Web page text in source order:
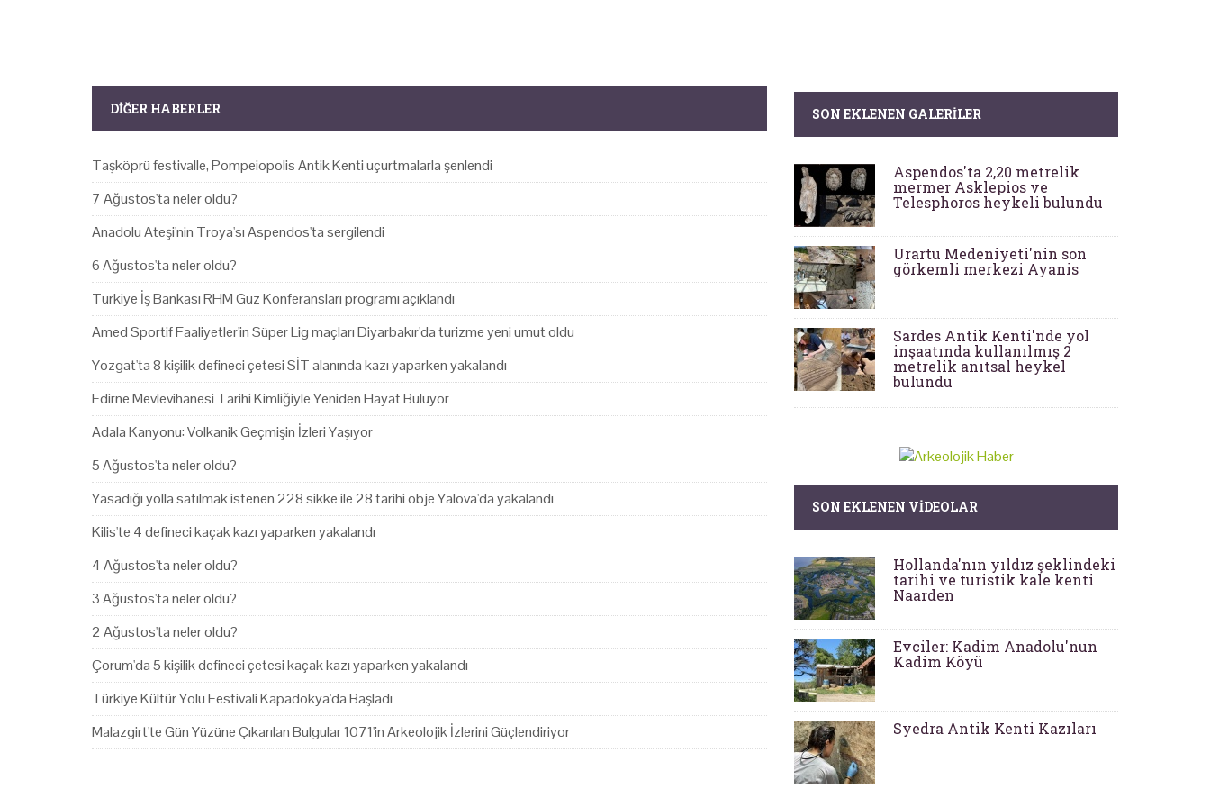
DIĞER HABERLER
Taşköprü festivalle, Pompeiopolis Antik Kenti uçurtmalarla şenlendi
7 Ağustos'ta neler oldu?
Anadolu Ateşi'nin Troya'sı Aspendos'ta sergilendi
6 Ağustos'ta neler oldu?
Türkiye İş Bankası RHM Güz Konferansları programı açıklandı
Amed Sportif Faaliyetler'in Süper Lig maçları Diyarbakır'da turizme yeni umut oldu
Yozgat'ta 8 kişilik defineci çetesi SİT alanında kazı yaparken yakalandı
Edirne Mevlevihanesi Tarihi Kimliğiyle Yeniden Hayat Buluyor
Adala Kanyonu: Volkanik Geçmişin İzleri Yaşıyor
5 Ağustos'ta neler oldu?
Yasadığı yolla satılmak istenen 228 sikke ile 28 tarihi obje Yalova'da yakalandı
Kilis'te 4 defineci kaçak kazı yaparken yakalandı
4 Ağustos'ta neler oldu?
3 Ağustos'ta neler oldu?
2 Ağustos'ta neler oldu?
Çorum'da 5 kişilik defineci çetesi kaçak kazı yaparken yakalandı
Türkiye Kültür Yolu Festivali Kapadokya'da Başladı
Malazgirt'te Gün Yüzüne Çıkarılan Bulgular 1071'in Arkeolojik İzlerini Güçlendiriyor
SON EKLENEN GALERILER
Aspendos'ta 2,20 metrelik
mermer Asklepios ve
Telesphoros heykeli bulundu
Urartu Medeniyeti'nin son
görkemli merkezi Ayanis
Sardes Antik Kenti'nde yol
inşaatında kullanılmış 2
metrelik anıtsal heykel
bulundu
SON EKLENEN VIDEOLAR
Hollanda'nın yıldız şeklindeki
tarihi ve turistik kale kenti
Naarden
Evciler: Kadim Anadolu'nun
Kadim Köyü
Syedra Antik Kenti Kazıları